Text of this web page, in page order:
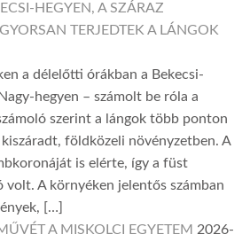
HEGYEN, A SZÁRAZ
TERJEDTEK A LÁNGOK
a délelőtti órákban a Bekecsi-
hegyen – számolt be róla a
szerint a lángok több ponton
földközeli növényzetben. A
is elérte, így a füst
volt. A környéken jelentős számban
[…]
A MISKOLCI EGYETEM 2026-